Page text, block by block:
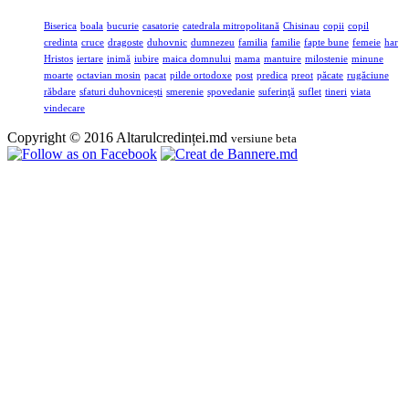
Biserica boala bucurie casatorie catedrala mitropolitană Chisinau copii copil
credinta cruce dragoste duhovnic dumnezeu familia familie fapte bune femeie har
Hristos iertare inimă iubire maica domnului mama mantuire milostenie minune
moarte octavian mosin pacat pilde ortodoxe post predica preot păcate rugăciune
răbdare sfaturi duhovnicești smerenie spovedanie suferinţă suflet tineri viata
vindecare
Copyright © 2016 Altarulcredinței.md versiune beta